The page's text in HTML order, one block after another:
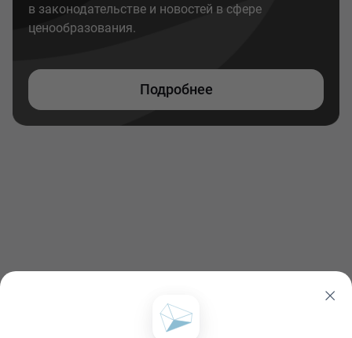
в законодательстве и новостей в сфере
ценообразования.
Подробнее